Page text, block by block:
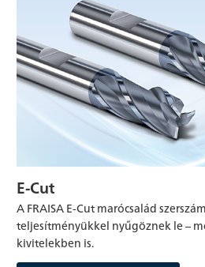
E-Cut
A FRAISA E-Cut marócsalád
teljesítményükkel nyűgöznek le –
kivitelekben is.